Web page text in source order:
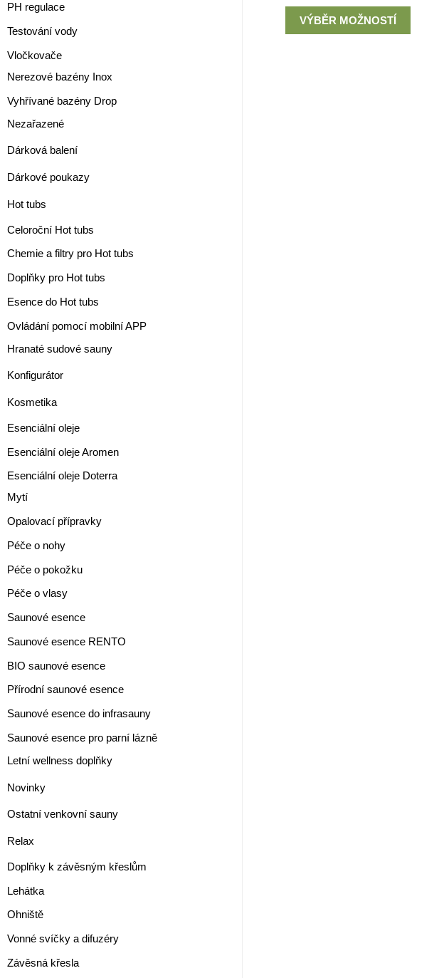
PH regulace
Testování vody
Vločkovače
Nerezové bazény Inox
Vyhřívané bazény Drop
Nezařazené
Dárková balení
Dárkové poukazy
Hot tubs
Celoroční Hot tubs
Chemie a filtry pro Hot tubs
Doplňky pro Hot tubs
Esence do Hot tubs
Ovládání pomocí mobilní APP
Hranaté sudové sauny
Konfigurátor
Kosmetika
Esenciální oleje
Esenciální oleje Aromen
Esenciální oleje Doterra
Mytí
Opalovací přípravky
Péče o nohy
Péče o pokožku
Péče o vlasy
Saunové esence
Saunové esence RENTO
BIO saunové esence
Přírodní saunové esence
Saunové esence do infrasauny
Saunové esence pro parní lázně
Letní wellness doplňky
Novinky
Ostatní venkovní sauny
Relax
Doplňky k závěsným křeslům
Lehátka
Ohniště
Vonné svíčky a difuzéry
Závěsná křesla
VÝBĚR MOŽNOSTÍ